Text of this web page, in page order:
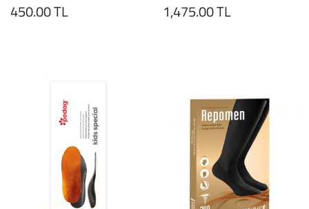
450.00 TL 1,475.00 TL